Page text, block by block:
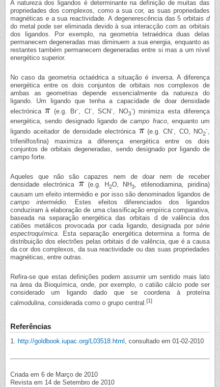
A natureza dos ligandos é determinante na definição de muitas das
propriedades dos complexos, como a sua cor, as suas propriedades
magnéticas e a sua reactividade. A degenerescência das 5 orbitais d
do metal pode ser eliminada devido à sua interacção com as orbitais
dos ligandos. Por exemplo, na geometria tetraédrica duas delas
permanecem degeneradas mas diminuem a sua energia, enquanto as
restantes também permanecem degeneradas entre si mas a um nível
energético superior.
No caso da geometria octaédrica a situação é inversa. A diferença
energética entre os dois conjuntos de orbitais nos complexos de
ambas as geometrias depende essencialmente da natureza do
ligando. Um ligando que tenha a capacidade de doar densidade
electrónica
(e.g. Br-, Cl -, SCN-, NO3
-) minimiza esta diferença
energética, sendo designado ligando decampo fraco, enquanto um
ligando aceitador de densidade electrónica
(e.g. CN-, CO, NO2
-,
trifenilfosfina) maximiza a diferença energética entre os dois
conjuntos de orbitais degeneradas, sendo designado por ligando de
campo forte.
Aqueles que não são capazes nem de doar nem de receber
densidade electrónica
(e.g. H2O, NH3
, etilenodiamina, piridina)
causam um efeito intermédio e por isso são denominados ligandos de
campo intermédio . Estes efeitos diferenciados dos ligandos
conduziram à elaboração de uma classificação empírica comparativa,
baseada na separação energética das orbitais d de valência dos
catiões metálicos provocada por cada ligando, designada por série
espectroquímica . Esta separação energética determina a forma de
distribuição dos electrões pelas orbitais d de valência, que é a causa
da cor dos complexos, da sua reactividade ou das suas propriedades
magnéticas, entre outras.
Refira-se que estas definições podem assumir um sentido mais lato
na área da Bioquímica, onde, por exemplo, o catião cálcio pode ser
considerado um ligando dado que se coordena à proteína
calmodulina, considerada como o grupo central. [1]
Referências
1. http://goldbook.iupac.org/L03518.html , consultado em 01-02-2010
Criada em 6 de Março de 2010
Revista em 14 de Setembro de 2010